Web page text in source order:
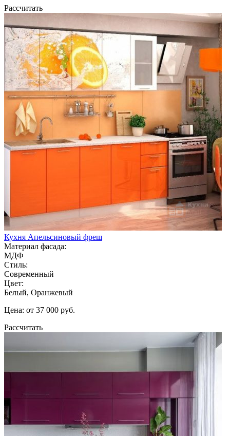
Рассчитать
Кухня Апельсиновый фреш
Материал фасада:
МДФ
Стиль:
Современный
Цвет:
Белый, Оранжевый
Цена: от 37 000 руб.
Рассчитать